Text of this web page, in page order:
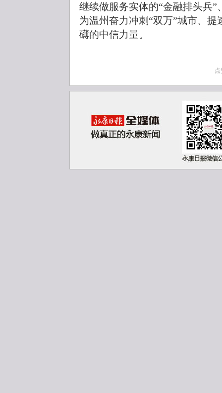
继续做服务实体的“金融排头兵
为温州奋力冲刺“双万”城市、
礴的中信力量。
点